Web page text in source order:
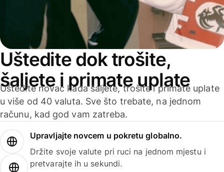
Uštedite dok trošite,
šaljete i primate uplate
Uštedite novac kada šaljete, trošite i primate uplate
u više od 40 valuta. Sve što trebate, na jednom
računu, kad god vam zatreba.
Upravljajte novcem u pokretu globalno.
Držite svoje valute pri ruci na jednom mjestu i
pretvarajte ih u sekundi.